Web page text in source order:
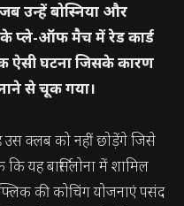
उन्हें बोस्निया और
के प्ले-ऑफ मैच में रेड कार्ड
ऐसी घटना जिसके कारण
से चूक गया।
उस क्लब को नहीं छोड़ेंगे जिसे
यह बार्सिलोना में शामिल
फ्लिक की कोचिंग योजनाएं पसंद